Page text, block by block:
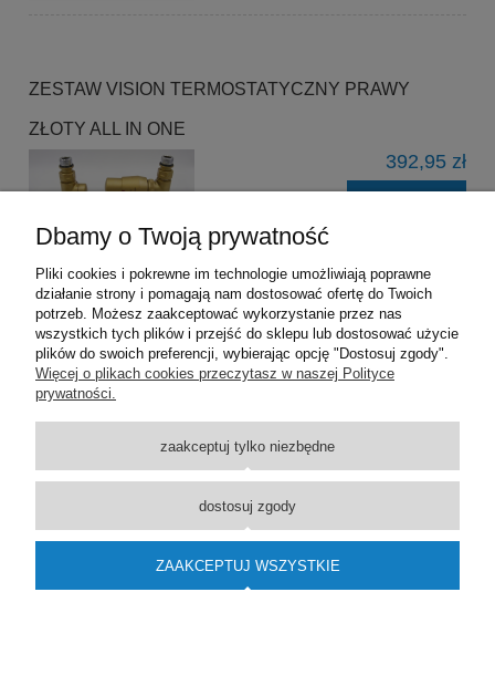
ZESTAW VISION TERMOSTATYCZNY PRAWY
ZŁOTY ALL IN ONE
392,95 zł
ZESTAW VISION TERMOSTATYCZNY LEWY ZŁOTY
ALL IN ONE
ZESTAW TERMOSTATYCZNY ROYAL PROSTY
Dbamy o Twoją prywatność
Pliki cookies i pokrewne im technologie umożliwiają poprawne
działanie strony i pomagają nam dostosować ofertę do Twoich
potrzeb. Możesz zaakceptować wykorzystanie przez nas
wszystkich tych plików i przejść do sklepu lub dostosować użycie
plików do swoich preferencji, wybierając opcję "Dostosuj zgody".
Więcej o plikach cookies przeczytasz w naszej Polityce
prywatności.
zaakceptuj tylko niezbędne
dostosuj zgody
ZAAKCEPTUJ WSZYSTKIE